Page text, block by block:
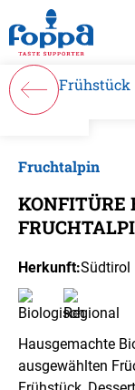
springen
Frühstück
Fruchtalpin
KONFITÜRE
Herkunft:Südtirol
Hausgemachte
ausgewählten